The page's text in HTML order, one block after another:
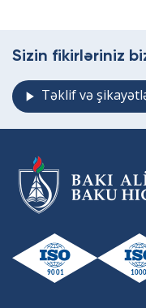
Sizin fikirləriniz
Təklif və